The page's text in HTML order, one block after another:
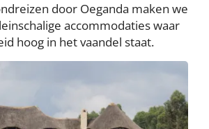
door Oeganda maken we
accommodaties waar
hoog in het vaandel staat.